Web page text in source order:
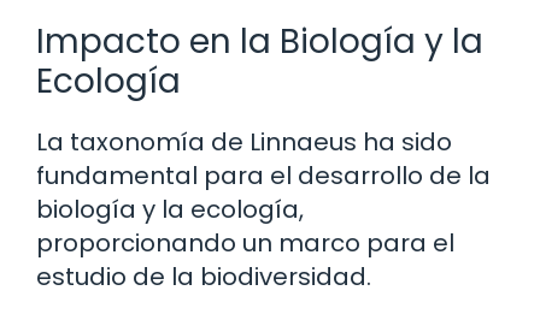
Impacto en la Biología y la
Ecología
La taxonomía de Linnaeus ha sido
fundamental para el desarrollo de la
biología y la ecología,
proporcionando un marco para el
estudio de la biodiversidad.